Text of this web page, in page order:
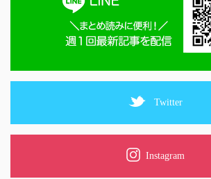
Twitter
Instagram